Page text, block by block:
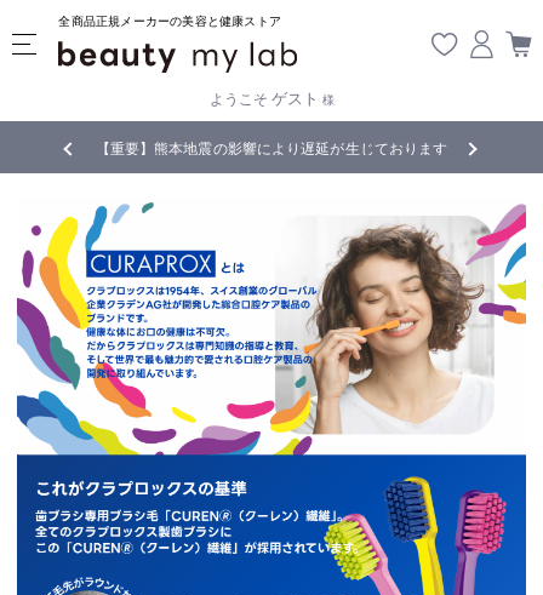
全商品正規メーカーの美容と健康ストア
ようこそ ゲスト 様
【重要】熊本地震の影響により遅延が生じております